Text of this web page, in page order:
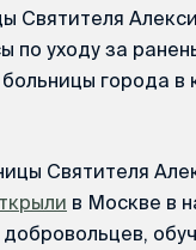
Святителя
по уходу за
города
Святителя
в Москве в